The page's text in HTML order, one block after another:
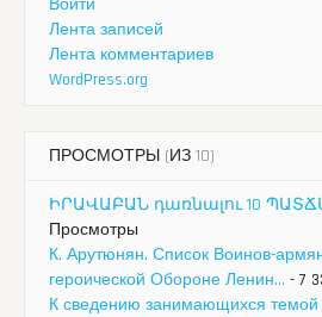
Войти
Лента записей
Лента комментариев
WordPress.org
ПРОСМОТРЫ (ИЗ 10)
ԻՐԱՎԱԲԱՆ դառնալու 10
Просмотры
К. Арутюнян. Список Воинов-
героической Обороне Ленин... - 7
К сведению занимающихся